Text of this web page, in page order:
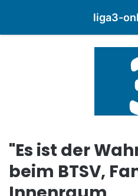
liga3-
"Es ist der
beim BTSV,